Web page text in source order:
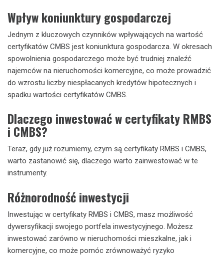
Wpływ koniunktury gospodarczej
Jednym z kluczowych czynników wpływających na wartość
certyfikatów CMBS jest koniunktura gospodarcza. W okresach
spowolnienia gospodarczego może być trudniej znaleźć
najemców na nieruchomości komercyjne, co może prowadzić
do wzrostu liczby niespłacanych kredytów hipotecznych i
spadku wartości certyfikatów CMBS.
Dlaczego inwestować w certyfikaty RMBS
i CMBS?
Teraz, gdy już rozumiemy, czym są certyfikaty RMBS i CMBS,
warto zastanowić się, dlaczego warto zainwestować w te
instrumenty.
Różnorodność inwestycji
Inwestując w certyfikaty RMBS i CMBS, masz możliwość
dywersyfikacji swojego portfela inwestycyjnego. Możesz
inwestować zarówno w nieruchomości mieszkalne, jak i
komercyjne, co może pomóc zrównoważyć ryzyko